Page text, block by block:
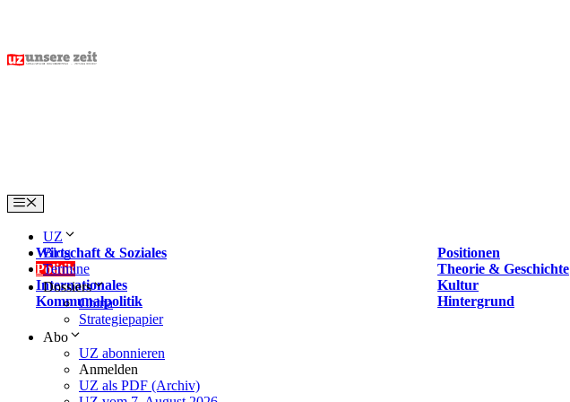
content
Menu
UZ
Wirtschaft & Soziales
Positionen
Politik
Theorie & Geschichte
Internationales
Kultur
Kommunalpolitik
Hintergrund
Blog
Termine
Dossiers
China
Strategiepapier
Abo
UZ abonnieren
Anmelden
UZ als PDF (Archiv)